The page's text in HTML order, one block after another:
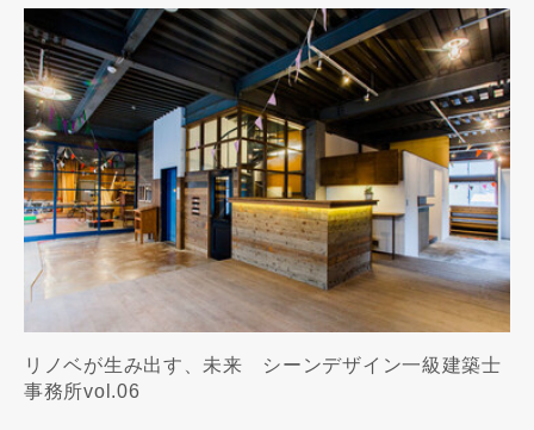
リノベが生み出す、未来 シーンデザイン一級建築士
事務所vol.06